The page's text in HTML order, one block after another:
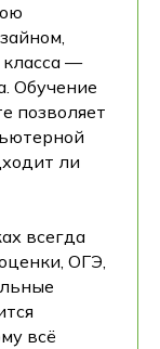
класса —
Обучение
позволяет
ли
всегда
ОГЭ,
всё